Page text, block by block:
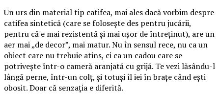
Un urs din material tip catifea, mai ales dacă vorbim despre
catifea sintetică (care se folosește des pentru jucării,
pentru că e mai rezistentă și mai ușor de întreținut), are un
aer mai „de decor”, mai matur. Nu în sensul rece, nu ca un
obiect care nu trebuie atins, ci ca un cadou care se
potrivește într-o cameră aranjată cu grijă. Te vezi lăsându-l
lângă perne, într-un colț, și totuși îl iei în brațe când ești
obosit. Doar că senzația e diferită.